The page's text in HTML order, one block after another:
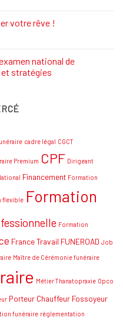
votre rêve !
national de
stratégies
cadre légal CGCT
Premium CPF Dirigeant
Financement Formation
flexible Formation
Formation
France Travail FUNEROAD Job
Maître de Cérémonie funéraire
Métier Thanatopraxie Opco
Porteur Chauffeur Fossoyeur
funéraire réglementation